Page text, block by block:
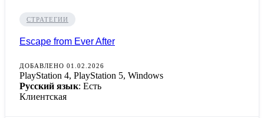
СТРАТЕГИИ
Escape from Ever After
ДОБАВЛЕНО 01.02.2026
PlayStation 4, PlayStation 5, Windows
Русский язык: Есть
Клиентская